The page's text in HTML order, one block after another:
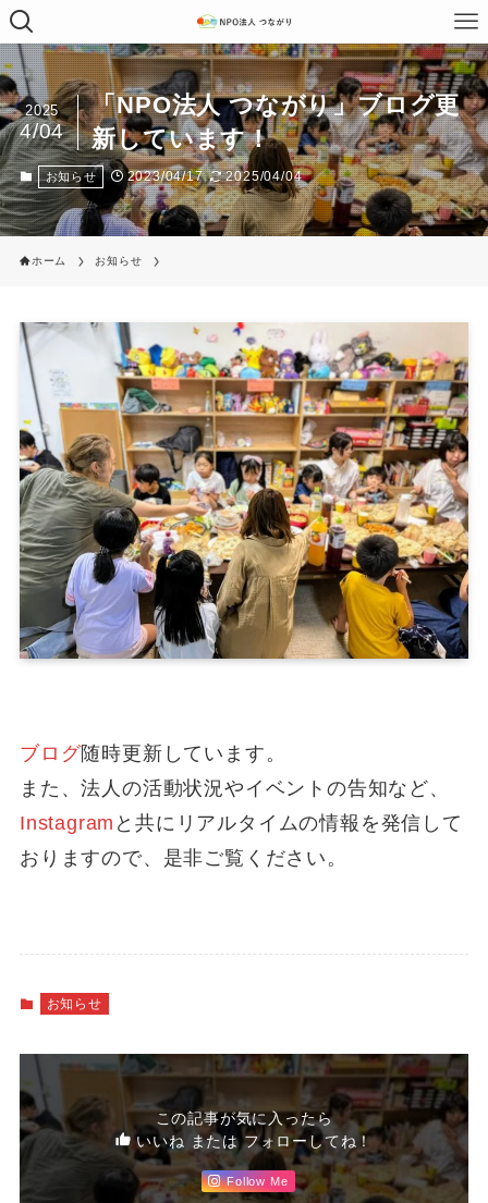
「NPO法人 つながり」ブログ更
新しています！
2025
4/04
お知らせ 2023/04/17 2025/04/04
ホーム お知らせ
ブログ随時更新しています。
また、法人の活動状況やイベントの告知など、
Instagram と共にリアルタイムの情報を発信して
おりますので、是非ご覧ください。
お知らせ
この記事が気に入ったら
いいね または フォローしてね！
Follow Me